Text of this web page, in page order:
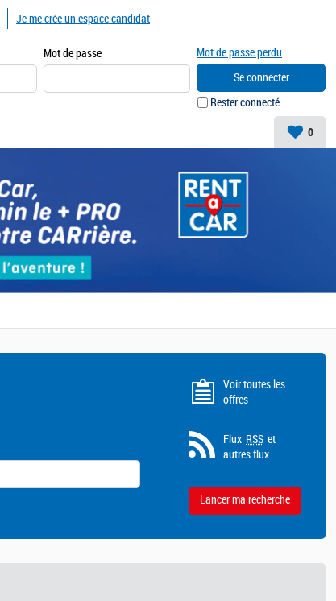
Mot de passe
Rester connecté
Mot de passe perdu
Je me crée un espace candidat
0
Voir toutes les
offres
Flux RSS et
autres flux